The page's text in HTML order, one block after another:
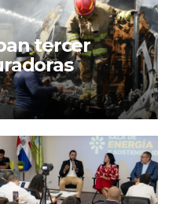
tercer